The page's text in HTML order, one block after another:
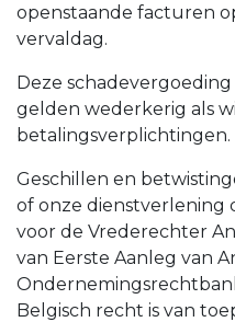
openstaande facturen
vervaldag.
Deze
gelden wederkerig als
betalingsverplichtingen.
Geschillen en
of onze dienstverlening
voor de Vrederechter
van Eerste Aanleg van
Belgisch recht is van